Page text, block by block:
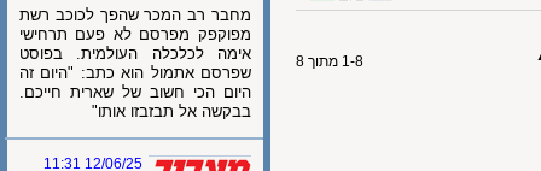
מחבר רב המכר שהפך לכוכב רשת
מפוקפק מפרסם לא פעם תרחישי
אימה לכלכלה העולמית. בפוסט
שפרסם אתמול הוא כתב: "היום זה
היום הכי חשוב של שארית חייכם.
בבקשה אל תבזבזו אותו"
12/06/25 11:31